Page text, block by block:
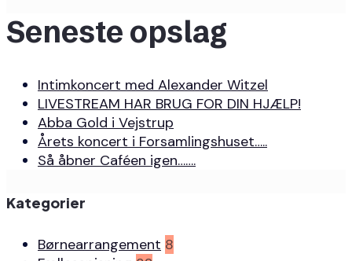
Seneste opslag
Intimkoncert med Alexander Witzel
LIVESTREAM HAR BRUG FOR DIN HJÆLP!
Abba Gold i Vejstrup
Årets koncert i Forsamlingshuset…..
Så åbner Caféen igen…….
Kategorier
Børnearrangement 8